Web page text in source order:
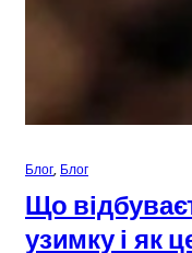
Блог, Блог
Що
узимку і як